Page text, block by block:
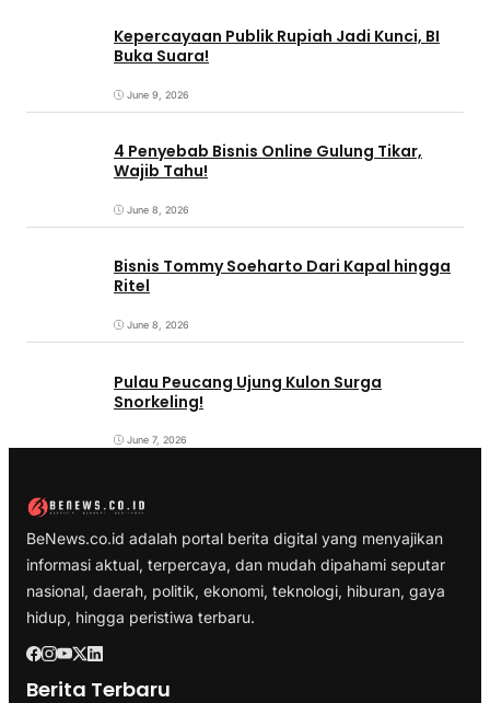
Kepercayaan Publik Rupiah Jadi Kunci, BI
Buka Suara!
June 9, 2026
4 Penyebab Bisnis Online Gulung Tikar,
Wajib Tahu!
June 8, 2026
Bisnis Tommy Soeharto Dari Kapal hingga
Ritel
June 8, 2026
Pulau Peucang Ujung Kulon Surga
Snorkeling!
June 7, 2026
BeNews.co.id adalah portal berita digital yang menyajikan
informasi aktual, terpercaya, dan mudah dipahami seputar
nasional, daerah, politik, ekonomi, teknologi, hiburan, gaya
hidup, hingga peristiwa terbaru.
Berita Terbaru